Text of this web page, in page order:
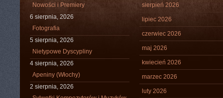
Nowości i Premiery
6 sierpnia, 2026
Fotografia
5 sierpnia, 2026
Nietypowe Dyscypliny
4 sierpnia, 2026
Apeniny (Włochy)
2 sierpnia, 2026
sierpień 2026
lipiec 2026
czerwiec 2026
maj 2026
kwiecień 2026
marzec 2026
luty 2026